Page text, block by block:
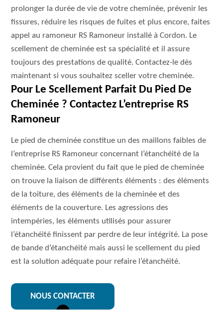
prolonger la durée de vie de votre cheminée, prévenir les
fissures, réduire les risques de fuites et plus encore, faites
appel au ramoneur RS Ramoneur installé à Cordon. Le
scellement de cheminée est sa spécialité et il assure
toujours des prestations de qualité. Contactez-le dès
maintenant si vous souhaitez sceller votre cheminée.
Pour Le Scellement Parfait Du Pied De
Cheminée ? Contactez L’entreprise RS
Ramoneur
Le pied de cheminée constitue un des maillons faibles de
l’entreprise RS Ramoneur concernant l’étanchéité de la
cheminée. Cela provient du fait que le pied de cheminée
on trouve la liaison de différents éléments : des éléments
de la toiture, des éléments de la cheminée et des
éléments de la couverture. Les agressions des
intempéries, les éléments utilisés pour assurer
l’étanchéité finissent par perdre de leur intégrité. La pose
de bande d’étanchéité mais aussi le scellement du pied
est la solution adéquate pour refaire l’étanchéité.
NOUS CONTACTER